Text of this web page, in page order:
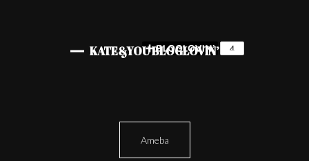
KATE&YOU BLOGLOVIN’
Ameba